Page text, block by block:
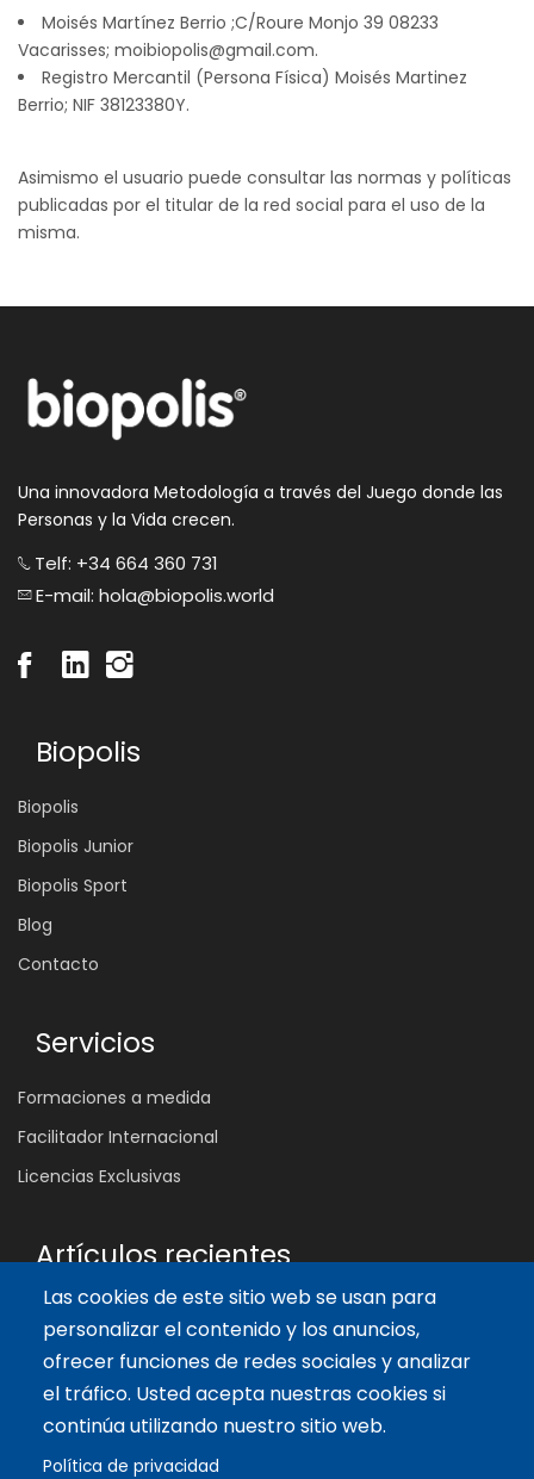
Las cookies de este sitio web se usan para
personalizar el contenido y los anuncios,
ofrecer funciones de redes sociales y analizar
el tráfico. Usted acepta nuestras cookies si
continúa utilizando nuestro sitio web.
Política de privacidad
Moisés Martínez Berrio ;C/Roure Monjo 39 08233
Vacarisses; moibiopolis@gmail.com.
Registro Mercantil (Persona Física) Moisés Martinez
Berrio; NIF 38123380Y.
Asimismo el usuario puede consultar las normas y políticas
publicadas por el titular de la red social para el uso de la
misma.
Una innovadora Metodología a través del Juego donde las
Personas y la Vida crecen.
Telf: +34 664 360 731
E-mail: hola@biopolis.world
Biopolis
Biopolis
Biopolis Junior
Biopolis Sport
Blog
Contacto
Servicios
Formaciones a medida
Facilitador Internacional
Licencias Exclusivas
Artículos recientes
¿Por qué muchas reuniones no cambian nada?
4 Ago 2026
Las 5 Competencias Clave que Transforman el Aula:
Inspira, Conecta y Empodera
11 Oct 2024
Los 3 enfoques que inspiran el diseño del tablero de Biopolis